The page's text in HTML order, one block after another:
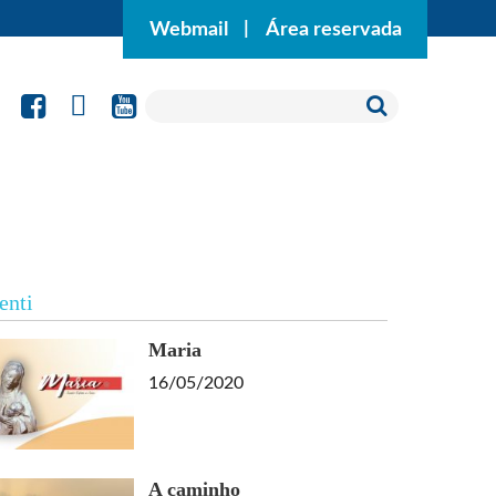
Webmail Área reservada
Maria
16/05/2020
A caminho